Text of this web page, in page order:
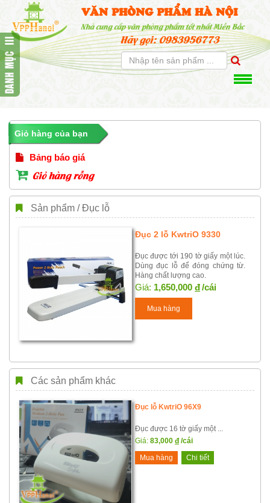
VĂN PHÒNG PHẨM HÀ NỘI
Nhà cung cấp văn phòng phẩm tốt nhất Miền Bắc
Hãy gọi: 0983956773
Giỏ hàng của bạn
Bảng báo giá
Giỏ hàng rỗng
Sản phẩm / Đục lỗ
Đục 2 lỗ KwtriO 9330
Đục được tới 190 tờ giấy một lúc.
Dùng đục lỗ để đóng chứng từ.
Hàng chất lượng cao.
Giá: 1,650,000 đ/cái
Mua hàng
Các sản phẩm khác
Đục lỗ KwtriO 96X9
Đục được 16 tờ giấy một ...
Giá: 83,000 đ /cái
Mua hàng
Chi tiết